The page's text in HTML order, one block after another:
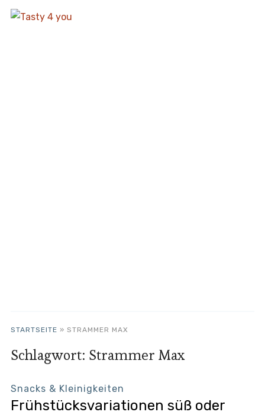
STARTSEITE » STRAMMER MAX
Schlagwort: Strammer Max
Snacks & Kleinigkeiten
Frühstücksvariationen süß oder